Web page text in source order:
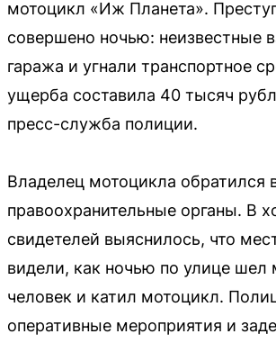
мотоцикл «Иж Планета».
совершено ночью: неизвестные
гаража и угнали транспортное
ущерба составила 40 тысяч
пресс-служба полиции.
Владелец мотоцикла обратился
правоохранительные органы. В
свидетелей выяснилось, что
видели, как ночью по улице шел
человек и катил мотоцикл.
оперативные мероприятия и